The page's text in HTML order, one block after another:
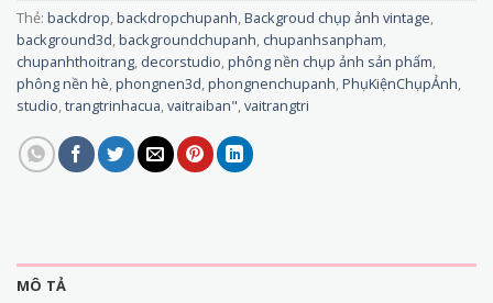
Thẻ: backdrop,backdropchupanh,Backgroud chụp ảnh vintage,
background3d,backgroundchupanh, chupanhsanpham,
chupanhthoitrang, decorstudio,phông nền chụp ảnh sản phẩm,
phông nền hè,phongnen3d,phongnenchupanh,PhụKiệnChụpẢnh,
studio,trangtrinhacua,vaitraiban",vaitrangtri
MÔ TẢ